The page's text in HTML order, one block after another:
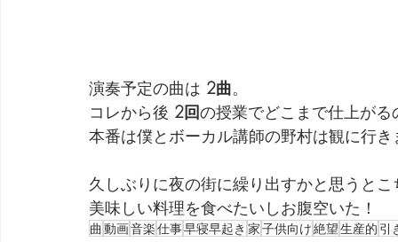
演奏予定の曲は 2曲。
コレから後 2回の授業でどこまで仕上が
本番は僕とボーカル講師の野村は観に行き
久しぶりに夜の街に繰り出すかと思うと
美味しい料理を食べたいしお腹空いた！
曲 動画音楽仕事早寝早起き 家子供向け絶望生産的 引